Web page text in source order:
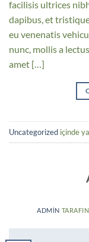
facilisis ultrices
dapibus, et
eu venenatis
nunc, mollis a
amet […]
Uncategorized içinde
ADMIN